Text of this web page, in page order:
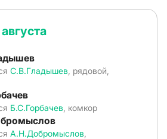
С.В.Гладышев , рядовой,
Б.С.Горбачев , комкор
А.Н.Добромыслов